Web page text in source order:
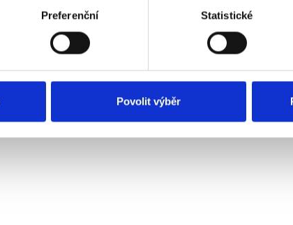
Preferenční Statistické
Povolit výběr